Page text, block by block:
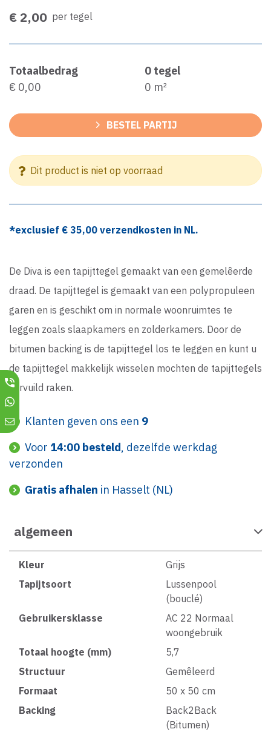
€ 2,00 per tegel
Totaalbedrag
€ 0,00
0 tegel
0 m²
BESTEL PARTIJ
Dit product is niet op voorraad
*exclusief € 35,00 verzendkosten in NL.
De Diva is een tapijttegel gemaakt van een gemelêerde
draad. De tapijttegel is gemaakt van een polypropuleen
garen en is geschikt om in normale woonruimtes te
leggen zoals slaapkamers en zolderkamers. Door de
bitumen backing is de tapijttegel los te leggen en kunt u
de tapijttegel makkelijk wisselen mochten de tapijttegels
vervuild raken.
Klanten geven ons een 9
Voor 14:00 besteld, dezelfde werkdag
verzonden
Gratis afhalen in Hasselt (NL)
algemeen
Kleur
Grijs
Tapijtsoort
Lussenpool
(bouclé)
Gebruikersklasse
AC 22 Normaal
woongebruik
Totaal hoogte (mm)
5,7
Structuur
Gemêleerd
Formaat
50 x 50 cm
Backing
Back2Back
(Bitumen)